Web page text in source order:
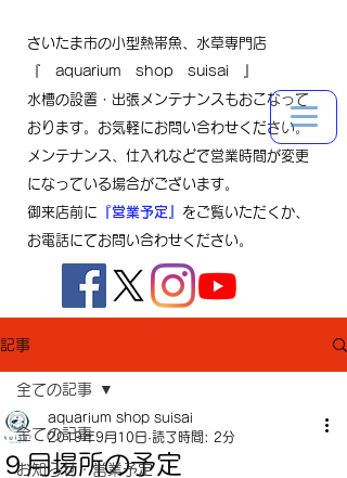
さいたま市の小型熱帯魚、水草専門店
『 aquarium shop suisai 』
水槽の設置・出張メンテナンスもおこなって
おります。お気軽にお問い合わせください。
メンテナンス、仕入れなどで営業時間が変更
になっている場合がございます。
御来店前に 『営業予定』 をご覧いただくか、
お電話にてお問い合わせください。
記事
全ての記事
お知らせ・営業予定
全ての記事
９月場所の予定
aquarium shop suisai
2019年9月10日 読了時間: 2分